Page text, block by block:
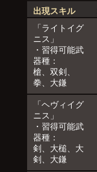
出現スキル
「ライトイグ
ニス」
・習得可能武
器種：
槍、双剣、
拳、大鎌
「ヘヴィイグ
ニス」
・習得可能武
器種：
剣、大槌、大
剣、大鎌